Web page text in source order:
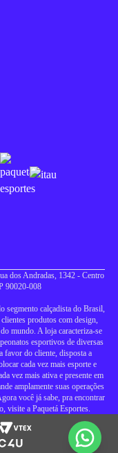
dos Andradas, 1342 - Centro
90020-008
segmento calçadista do Brasil,
produtos com design,
mundo. A loja caracteriza-se
esportivos de diversas
favor do cliente, disposta a
cada vez mais esporte e
vez mais ativa e presente em
amplamente suas operações
você já sabe, pra encontrar
visite a Paquetá Esportes.